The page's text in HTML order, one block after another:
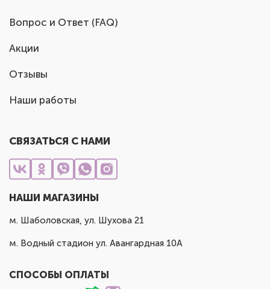
Вопрос и Ответ (FAQ)
Акции
Отзывы
Наши работы
СВЯЗАТЬСЯ С НАМИ
НАШИ МАГАЗИНЫ
м. Шаболовская, ул. Шухова 21
м. Водный стадион ул. Авангардная 10А
СПОСОБЫ ОПЛАТЫ